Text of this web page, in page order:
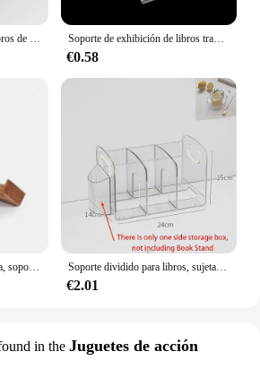
Soporte de exhibición de libros transparente acrílico, soporte de escritorio para libros, estante Vertical para libros, soporte de exhibición de libros de texto, 1 ud.
€0.58
Soporte dividido para libros, sujetalibros de acrílico transparente con asa, organizador de escritorio, estante de clasificación de escritorio, suministros de estudio
€2.01
in the Juguetes de acción